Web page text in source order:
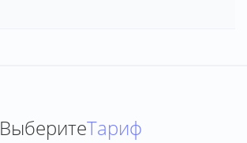
ВыберитеТариф